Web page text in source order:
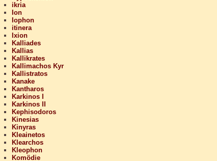
ikria
Ion
Iophon
itinera
Ixion
Kalliades
Kallias
Kallikrates
Kallimachos Kyr
Kallistratos
Kanake
Kantharos
Karkinos I
Karkinos II
Kephisodoros
Kinesias
Kinyras
Kleainetos
Klearchos
Kleophon
Komödie